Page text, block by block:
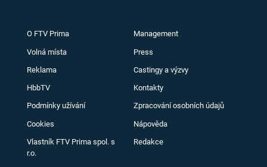
O FTV Prima Management
Volná místa Press
Reklama Castingy a výzvy
HbbTV Kontakty
Podmínky užívání Zpracování osobních údajů
Cookies Nápověda
Vlastník FTV Prima spol. s
r.o.
Redakce